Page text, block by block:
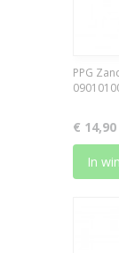
PPG
€ 14,90
In